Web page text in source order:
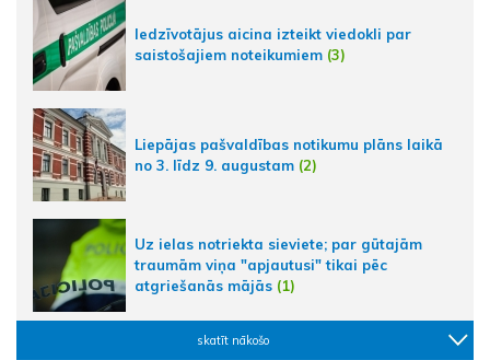
Iedzīvotājus aicina izteikt viedokli par
saistošajiem noteikumiem (3)
Liepājas pašvaldības notikumu plāns laikā
no 3. līdz 9. augustam (2)
Uz ielas notriekta sieviete; par gūtajām
traumām viņa "apjautusi" tikai pēc
atgriešanās mājās (1)
skatīt nākošo